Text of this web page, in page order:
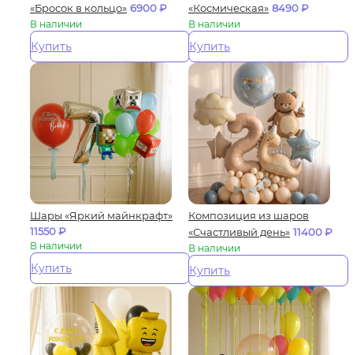
«Бросок в кольцо» 6900₽
В наличии
Купить
«Космическая» 8490₽
В наличии
Купить
Шары «Яркий майнкрафт»
11550₽
В наличии
Купить
Композиция из шаров
«Счастливый день» 11400₽
В наличии
Купить